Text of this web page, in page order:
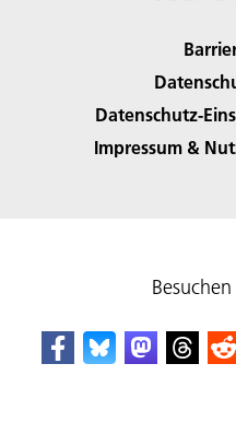
Datenschutz-
Impressum &